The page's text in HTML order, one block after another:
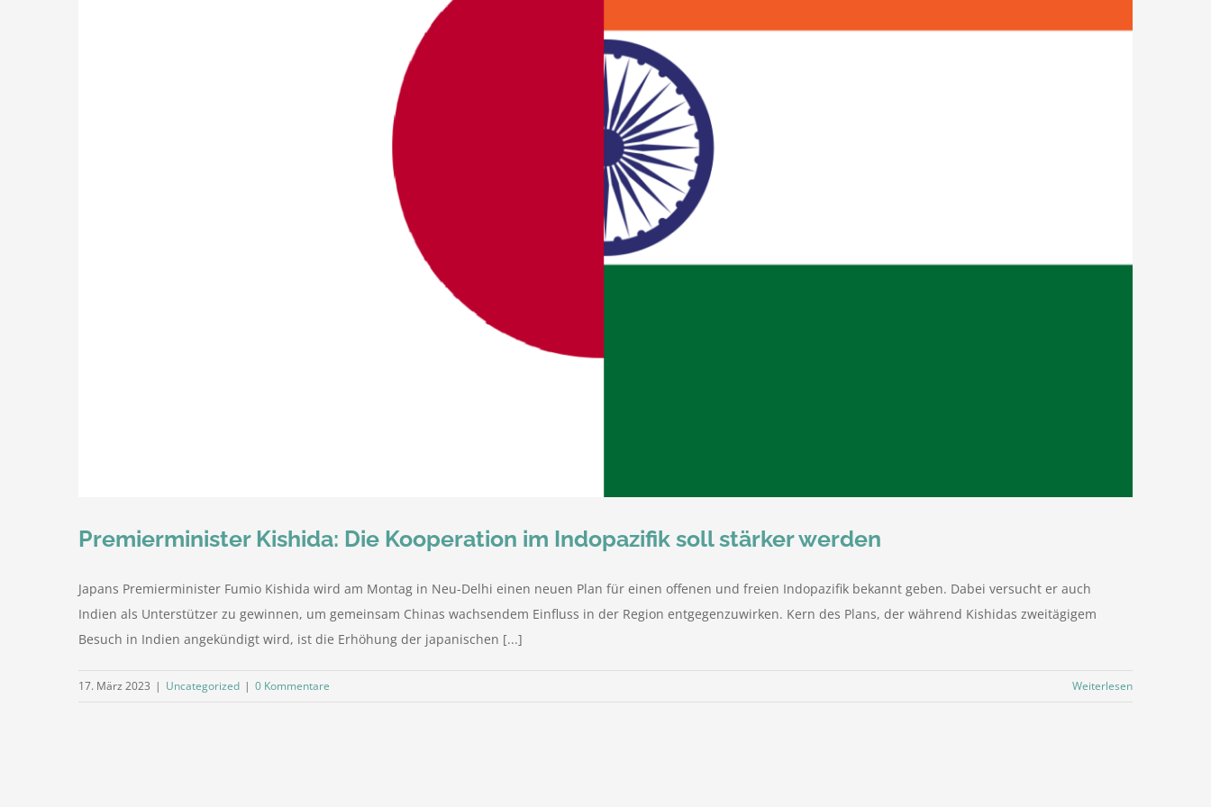
Premierminister Kishida: Die Kooperation im Indopazifik soll stärker werden
Japans Premierminister Fumio Kishida wird am Montag in Neu-Delhi einen neuen Plan für einen offenen und freien Indopazifik bekannt geben. Dabei versucht er auch
Indien als Unterstützer zu gewinnen, um gemeinsam Chinas wachsendem Einfluss in der Region entgegenzuwirken. Kern des Plans, der während Kishidas zweitägigem
Besuch in Indien angekündigt wird, ist die Erhöhung der japanischen [...]
17. März 2023 | Uncategorized | 0 Kommentare Weiterlesen